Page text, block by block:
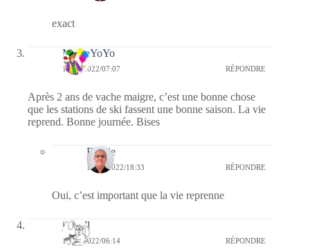
exact
MemeYoYo
10/04/2022/07:07 RÉPONDRE
Après 2 ans de vache maigre, c’est une bonne chose
que les stations de ski fassent une bonne saison. La vie
reprend. Bonne journée. Bises
Bernie
11/04/2022/18:33 RÉPONDRE
Oui, c’est important que la vie reprenne
jill bill
10/04/2022/06:14 RÉPONDRE